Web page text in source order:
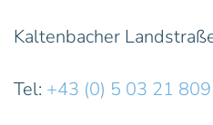
Kaltenbacher
Tel: +43 (0) 5 03 21